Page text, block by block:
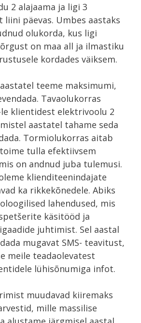
2 alajaama ja ligi 3
päevas. Umbes aastaks
olukorda, kus ligi
on maa all ja ilmastiku
kordades väiksem.
teeme maksimumi,
Tavaolukorras
klientidest elektrivoolu 2
aastatel tahame seda
Tormiolukorras aitab
tulla efektiivsem
on andnud juba tulemusi.
klienditeenindajate
ka rikkekõnedele. Abiks
lahendused, mis
käsitööd ja
juhtimist. Sel aastal
mugavat SMS- teavitust,
meile teadaolevatest
lühisõnumiga infot.
muudavad kiiremaks
mille massilise